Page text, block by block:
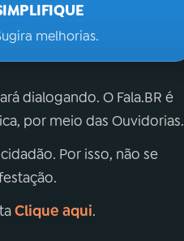
melhorias.
dialogando. O Fala.BR é
por meio das Ouvidorias.
Por isso, não se
Clique aqui.